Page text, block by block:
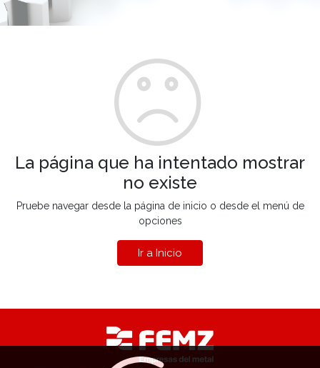
La página que ha intentado mostrar
no existe
Pruebe navegar desde la página de inicio o desde el menú de
opciones
Ir a Inicio